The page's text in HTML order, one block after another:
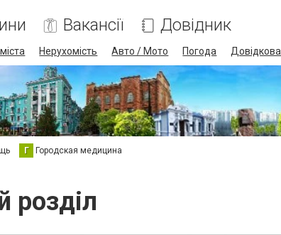
Вакансії Довідник
Нерухомість Авто / Мото Погода Довідкова
Г Городская медицина
розділ